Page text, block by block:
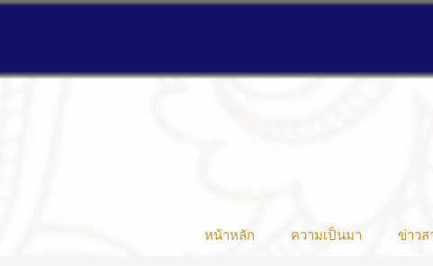
หน้าหลัก ความเป็นมา ข่าวส